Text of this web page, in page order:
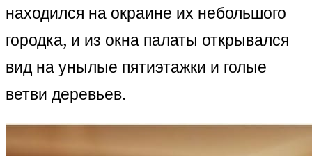
находился на окраине их небольшого
городка, и из окна палаты открывался
вид на унылые пятиэтажки и голые
ветви деревьев.